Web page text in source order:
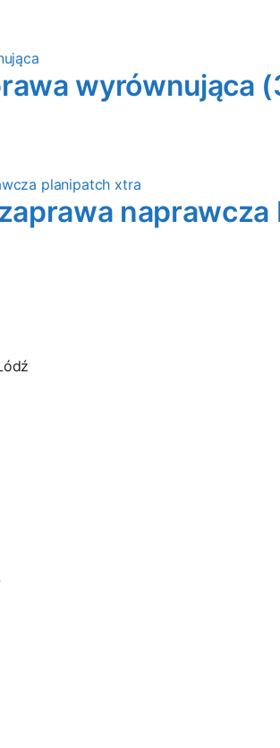
wyrównująca
naprawcza